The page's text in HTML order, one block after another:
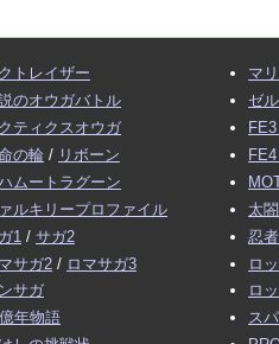
トレイザー
のオウガバトル
ティクスオウガ
の輪 / リボーン
ムートラグーン
ルキリープロファイル
1 / サガ2
サガ2 / ロマサガ3
サガ
年物語
マ
ゼ
太
忍
ロ
ロ
ス